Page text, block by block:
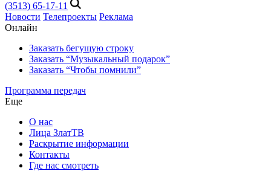
(3513) 65-17-11
Новости Телепроекты Реклама
Онлайн
Заказать бегущую строку
Заказать “Музыкальный подарок”
Заказать “Чтобы помнили”
Программа передач
Еще
О нас
Лица ЗлатТВ
Раскрытие информации
Контакты
Где нас смотреть